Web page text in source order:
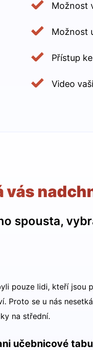
Možnost
Možnost
Přístup
Video
vás
spousta,
pouze lidi, kteří jsou
Proto se u nás
na střední.
učebnicové